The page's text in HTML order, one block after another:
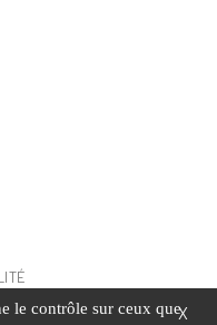
X
le contrôle sur ceux que